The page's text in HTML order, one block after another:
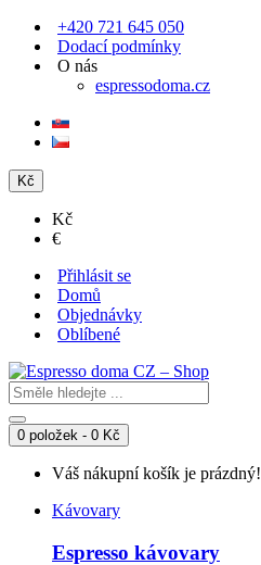
+420 721 645 050
Dodací podmínky
O nás
espressodoma.cz
Kč
Kč
€
Přihlásit se
Domů
Objednávky
Oblíbené
0 položek - 0 Kč
Váš nákupní košík je prázdný!
Kávovary
Espresso kávovary